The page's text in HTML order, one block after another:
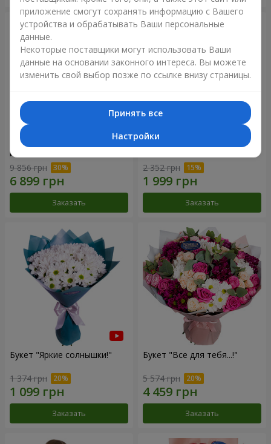
Цветы в коробке "101
розовая роза"
9 856 грн
Заказать
Букет "Цветочное Selfie!"
2 352 грн
Заказать
Букет "Яркие солнышки!"
1 374 грн
Заказать
Букет "Все для тебя...!"
5 574 грн
Заказать
приложение смогут сохранять информацию с Вашего
устройства и обрабатывать Ваши персональные
данные.
Некоторые поставщики могут использовать Ваши
данные на основании законного интереса. Вы можете
изменить свой выбор позже по ссылке внизу страницы.
Принять все
Настройки